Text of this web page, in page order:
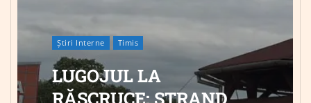
Știri Interne Timis
LUGOJUL LA
RĂSCRUCE: ȘTRAND